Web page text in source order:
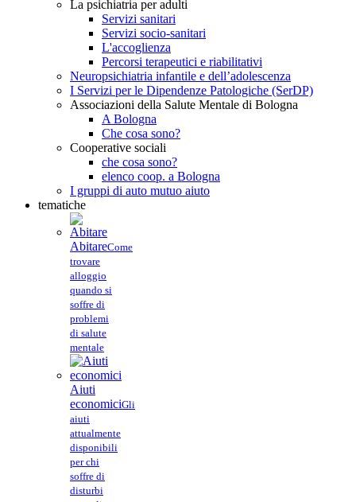
La psichiatria per adulti
Servizi sanitari
Servizi socio-sanitari
L'accoglienza
Percorsi terapeutici e riabilitativi
Neuropsichiatria infantile e dell’adolescenza
I Servizi per le Dipendenze Patologiche (SerDP)
Associazioni della Salute Mentale di Bologna
A Bologna
Che cosa sono?
Cooperative sociali
che cosa sono?
elenco coop. a Bologna
I gruppi di auto mutuo aiuto
tematiche
AbitareCome
trovare
alloggio
quando si
soffre di
problemi
di salute
mentale
Aiuti
economiciGli
aiuti
attualmente
disponibili
per chi
soffre di
disturbi